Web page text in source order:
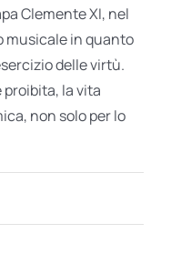
Clemente XI, nel
musicale in quanto
delle virtù.
proibita, la vita
non solo per lo